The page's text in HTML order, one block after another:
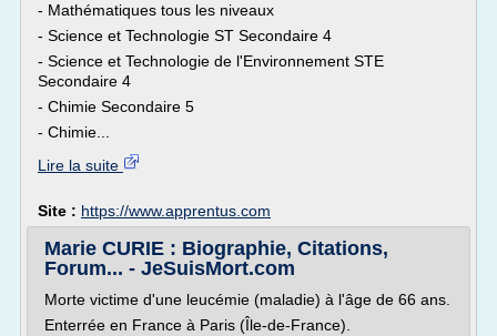
- Mathématiques tous les niveaux
- Science et Technologie ST Secondaire 4
- Science et Technologie de l'Environnement STE
Secondaire 4
- Chimie Secondaire 5
- Chimie...
Lire la suite
Site : https://www.apprentus.com
Marie CURIE : Biographie, Citations,
Forum... - JeSuisMort.com
Morte victime d'une leucémie (maladie) à l'âge de 66 ans.
Enterrée en France à Paris (Île-de-France).